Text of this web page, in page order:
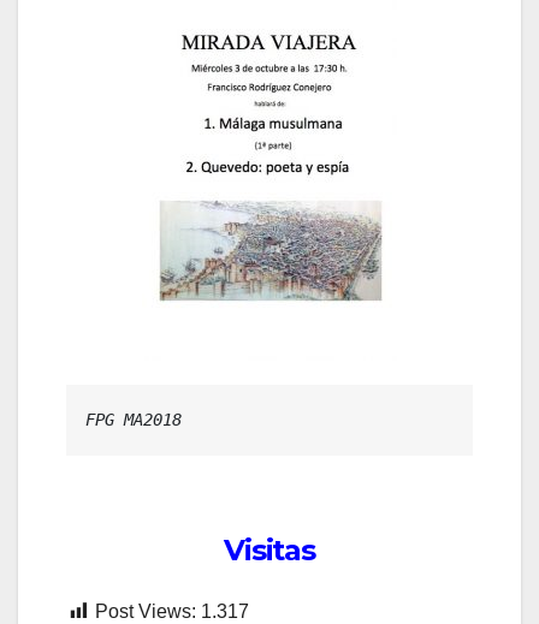
FPG MA2018
Visitas
Post Views: 1.317